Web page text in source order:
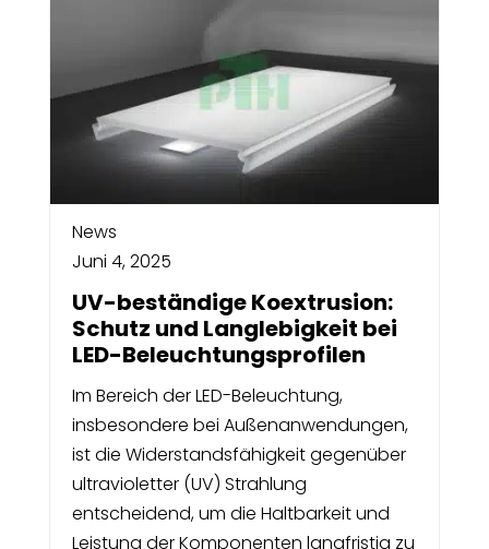
News
Juni 4, 2025
UV-beständige Koextrusion:
Schutz und Langlebigkeit bei
LED-Beleuchtungsprofilen
Im Bereich der LED-Beleuchtung,
insbesondere bei Außenanwendungen,
ist die Widerstandsfähigkeit gegenüber
ultravioletter (UV) Strahlung
entscheidend, um die Haltbarkeit und
Leistung der Komponenten langfristig zu